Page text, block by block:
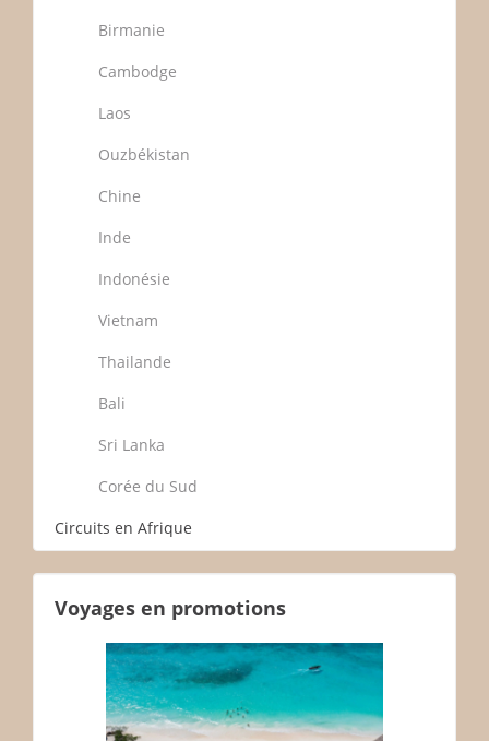
Birmanie
Cambodge
Laos
Ouzbékistan
Chine
Inde
Indonésie
Vietnam
Thailande
Bali
Sri Lanka
Corée du Sud
Circuits en Afrique
Voyages en promotions